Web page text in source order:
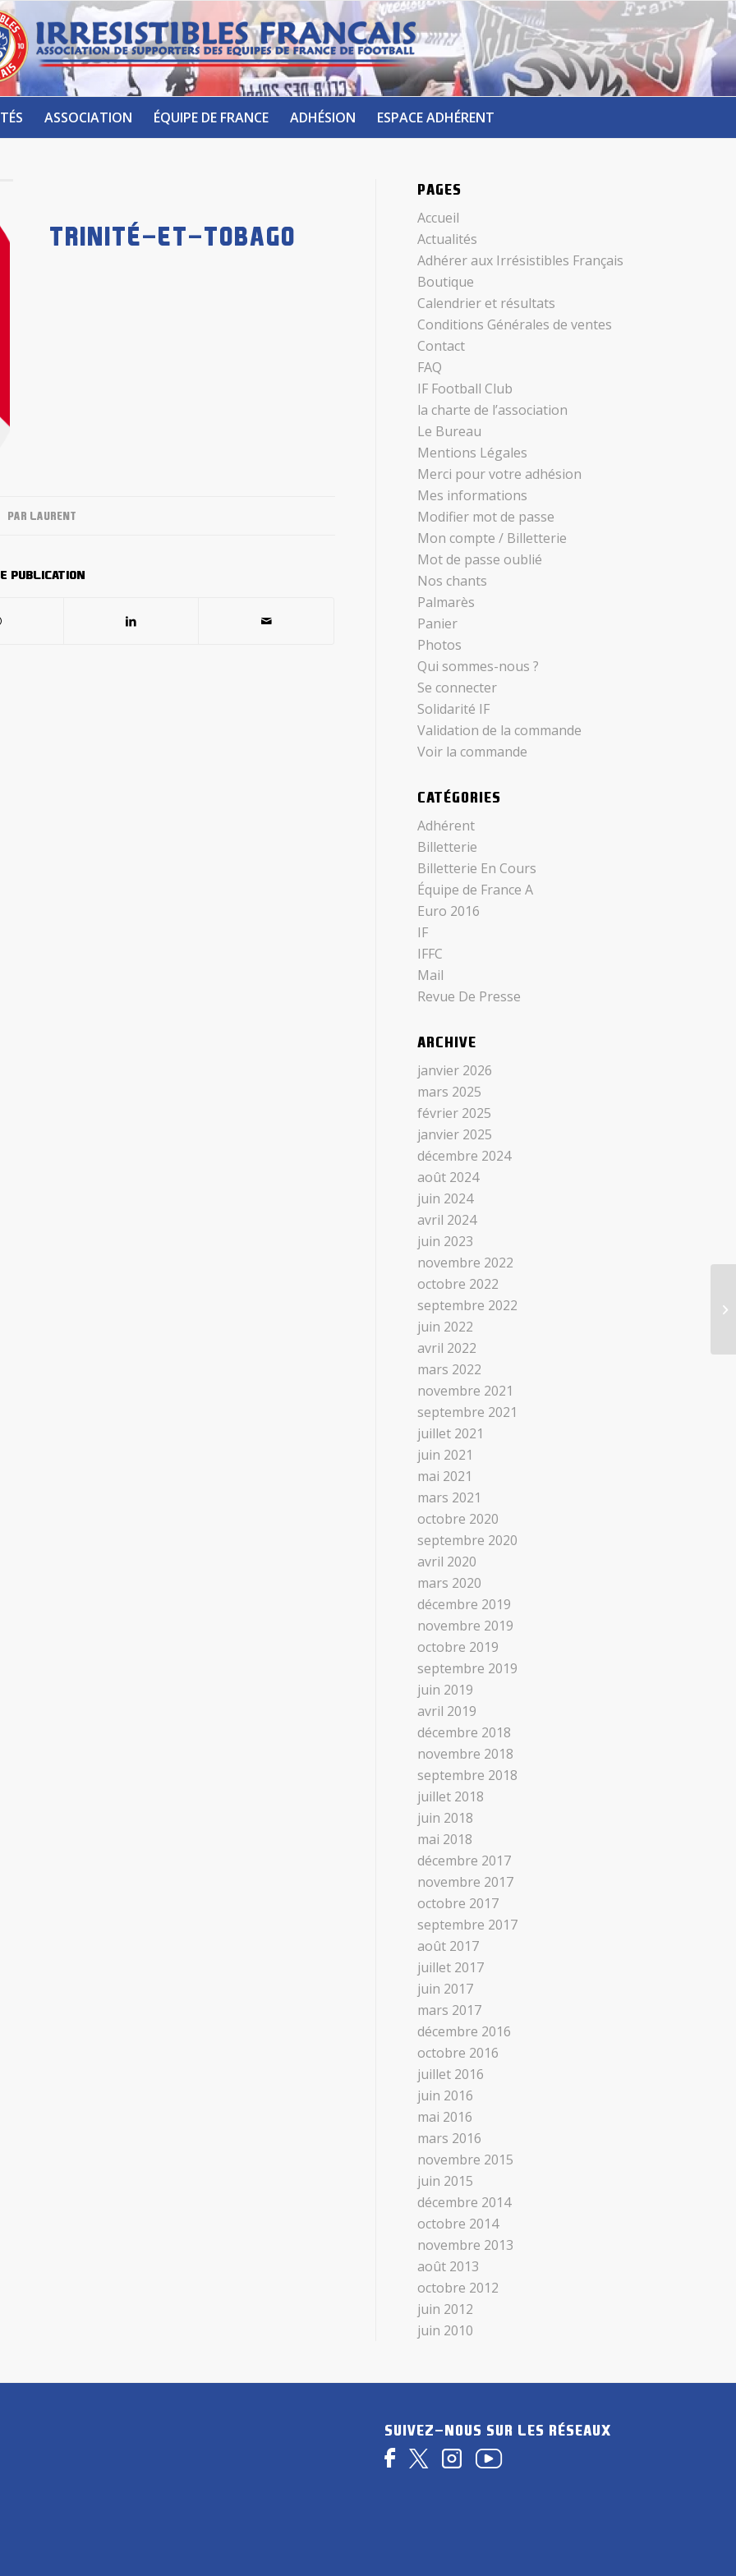
ASSOCIATION ÉQUIPE DE FRANCE ADHÉSION ESPACE ADHÉRENT
TRINITÉ-ET-TOBAGO
PAR LAURENT
publication
PAGES
Accueil
Actualités
Adhérer aux Irrésistibles Français
Boutique
Calendrier et résultats
Conditions Générales de ventes
Contact
FAQ
IF Football Club
la charte de l’association
Le Bureau
Mentions Légales
Merci pour votre adhésion
Mes informations
Modifier mot de passe
Mon compte / Billetterie
Mot de passe oublié
Nos chants
Palmarès
Panier
Photos
Qui sommes-nous ?
Se connecter
Solidarité IF
Validation de la commande
Voir la commande
CATÉGORIES
Adhérent
Billetterie
Billetterie En Cours
Équipe de France A
Euro 2016
IF
IFFC
Mail
Revue De Presse
ARCHIVE
janvier 2026
mars 2025
février 2025
janvier 2025
décembre 2024
août 2024
juin 2024
avril 2024
juin 2023
novembre 2022
octobre 2022
septembre 2022
juin 2022
avril 2022
mars 2022
novembre 2021
septembre 2021
juillet 2021
juin 2021
mai 2021
mars 2021
octobre 2020
septembre 2020
avril 2020
mars 2020
décembre 2019
novembre 2019
octobre 2019
septembre 2019
juin 2019
avril 2019
décembre 2018
novembre 2018
septembre 2018
juillet 2018
juin 2018
mai 2018
décembre 2017
novembre 2017
octobre 2017
septembre 2017
août 2017
juillet 2017
juin 2017
mars 2017
décembre 2016
octobre 2016
juillet 2016
juin 2016
mai 2016
mars 2016
novembre 2015
juin 2015
décembre 2014
octobre 2014
novembre 2013
août 2013
octobre 2012
juin 2012
juin 2010
SUIVEZ-NOUS SUR LES RÉSEAUX